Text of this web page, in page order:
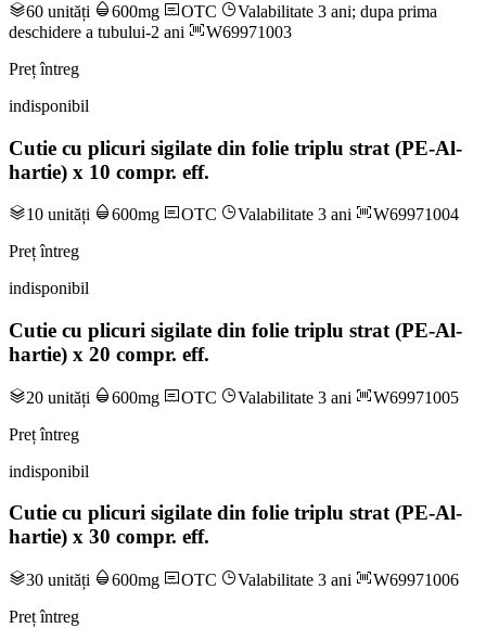
60 unități 600mg OTC
Valabilitate 3 ani; dupa prima
deschidere a tubului-2 ani
W69971003
Preț întreg
indisponibil
Cutie cu plicuri sigilate din folie triplu strat (PE-Al-
hartie) x 10 compr. eff.
10 unități 600mg OTC Valabilitate 3 ani
W69971004
Preț întreg
indisponibil
Cutie cu plicuri sigilate din folie triplu strat (PE-Al-
hartie) x 20 compr. eff.
20 unități 600mg OTC Valabilitate 3 ani
W69971005
Preț întreg
indisponibil
Cutie cu plicuri sigilate din folie triplu strat (PE-Al-
hartie) x 30 compr. eff.
30 unități 600mg OTC Valabilitate 3 ani
W69971006
Preț întreg